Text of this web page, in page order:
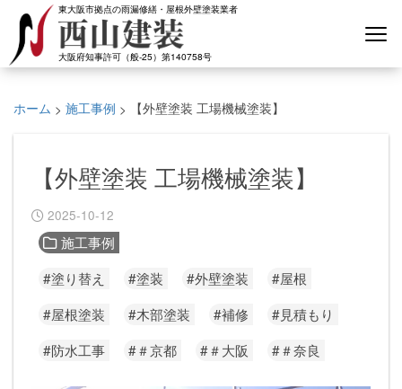
東大阪市拠点の雨漏修繕・屋根外壁塗装業者
大阪府知事許可（般-25）第140758号
ホーム > 施工事例 > 【外壁塗装 工場機械塗装】
【外壁塗装 工場機械塗装】
2025-10-12
施工事例
#塗り替え
#塗装 #外壁塗装
#屋根
#屋根塗装
#木部塗装 #補修
#見積もり
#防水工事
#＃京都 #＃大阪 #＃奈良